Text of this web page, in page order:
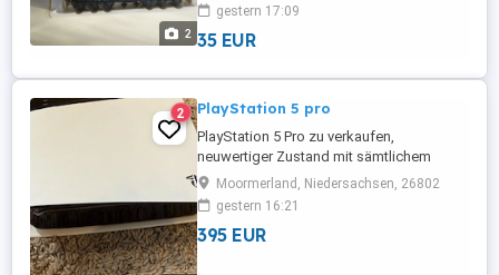
2
Bilder. Abholung oder versicherter
Versand 5,50 Euro.
gestern 17:09
35 EUR
2 PlayStation 5 pro
PlayStation 5 Pro zu verkaufen,
neuwertiger Zustand mit sämtlichem
Originalzubehör Bitte kontaktieren Sie
mich ausschließlich über WhatsApp 0152.
369. 503. 79
Moormerland, Niedersachsen, 26802
gestern 16:21
395 EUR